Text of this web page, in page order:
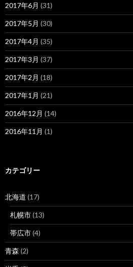
2017年6月 (31)
2017年5月 (30)
2017年4月 (35)
2017年3月 (37)
2017年2月 (18)
2017年1月 (21)
2016年12月 (14)
2016年11月 (1)
カテゴリー
北海道 (17)
札幌市(13)
帯広市(4)
青森 (2)